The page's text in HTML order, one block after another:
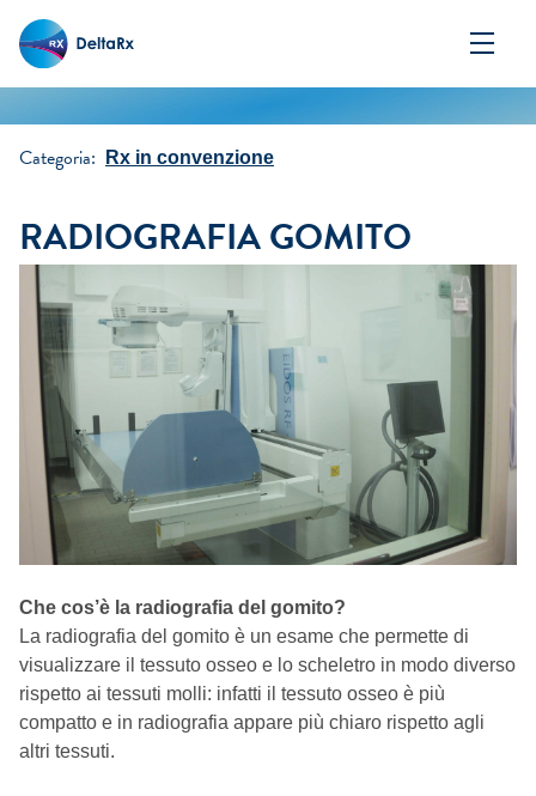
Categoria: Rx in convenzione
RADIOGRAFIA GOMITO
Che cos’è la radiografia del gomito?
La radiografia del gomito è un esame che permette di
visualizzare il tessuto osseo e lo scheletro in modo diverso
rispetto ai tessuti molli: infatti il tessuto osseo è più
compatto e in radiografia appare più chiaro rispetto agli
altri tessuti.